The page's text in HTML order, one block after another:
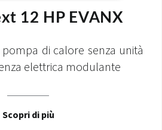
12 HP EVANX
di calore senza unità
elettrica modulante
Scopri di più